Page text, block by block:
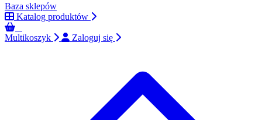
Baza sklepów
Katalog produktów
Multikoszyk
Zaloguj się